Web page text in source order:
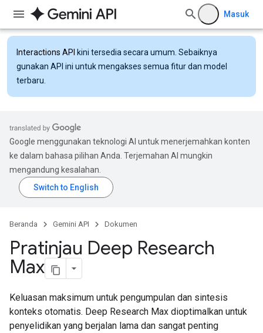
Masuk
Interactions API kini tersedia secara umum. Sebaiknya
gunakan API ini untuk mengakses semua fitur dan model
terbaru.
Google menggunakan teknologi AI untuk menerjemahkan konten
ke dalam bahasa pilihan Anda. Terjemahan AI mungkin
mengandung kesalahan.
Beranda Gemini API Dokumen
Pratinjau Deep Research
Max
Keluasan maksimum untuk pengumpulan dan sintesis
konteks otomatis. Deep Research Max dioptimalkan untuk
penyelidikan yang berjalan lama dan sangat penting